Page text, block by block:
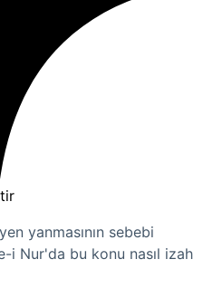
yanmasının sebebi
i Nur'da bu konu nasıl izah